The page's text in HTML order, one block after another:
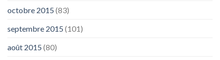
octobre 2015 (83)
septembre 2015 (101)
août 2015 (80)